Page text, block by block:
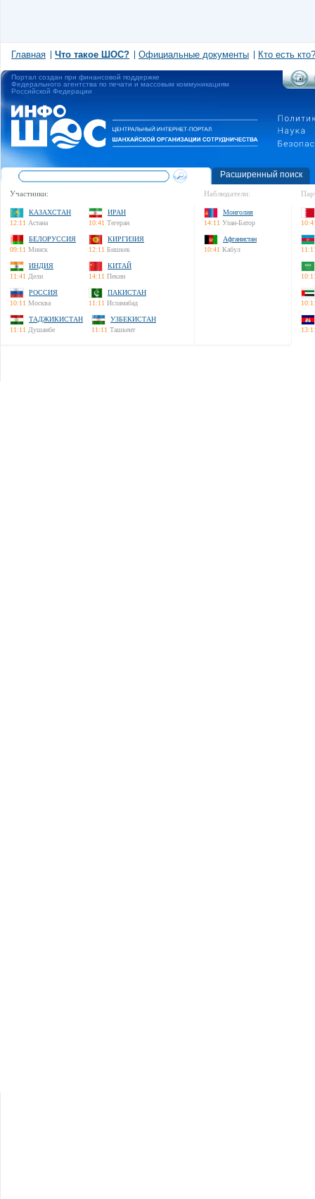
Главная Что такое ШОС? Официальные документы Кто есть кто?
Портал создан при финансовой поддержке
Федерального агентства по печати и массовым коммуникациям
Российской Федерации
Расширенный поиск
Участники:
КАЗАХСТАН
12:11 Астана
ИРАН
10:41 Тегеран
БЕЛОРУССИЯ
09:11 Минск
КИРГИЗИЯ
12:11 Бишкек
ИНДИЯ
11:41 Дели
КИТАЙ
14:11 Пекин
РОССИЯ
10:11 Москва
ПАКИСТАН
11:11 Исламабад
ТАДЖИКИСТАН
11:11 Душанбе
УЗБЕКИСТАН
11:11 Ташкент
Наблюдатели:
Монголия
14:11 Улан-Батор
Афганистан
10:41 Кабул